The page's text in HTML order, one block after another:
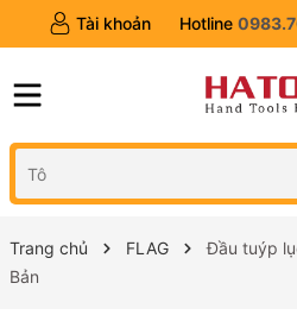
Tài khoản Hotline
Trang chủ FLAG
Đầu tuýp
Bản